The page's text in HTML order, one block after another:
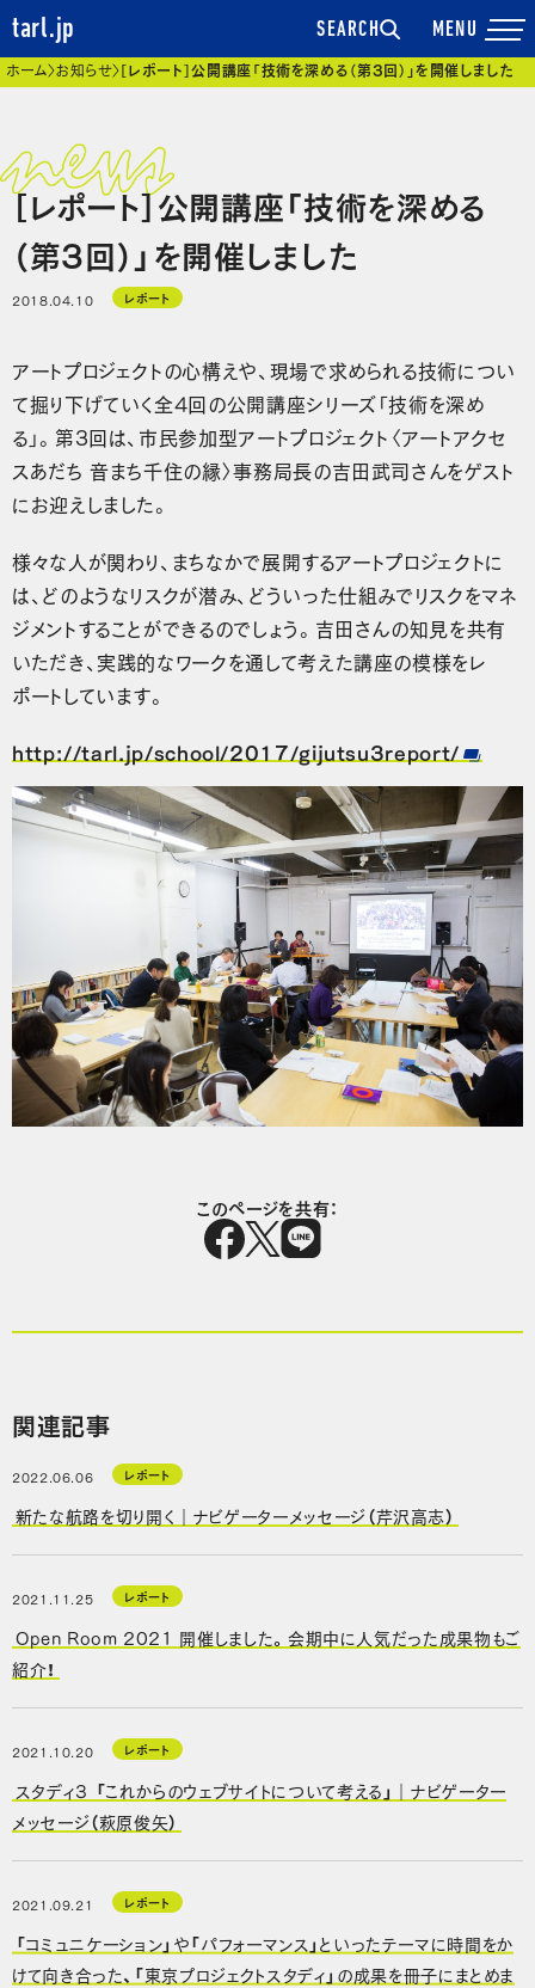
tarl.jp SEARCH
現在位置
ホーム お知らせ ［レポート］公開講座「技術を深める（第3回）」を開催しました
［レポート］公開講座「技術を深める
（第3回）」を開催しました
2018.04.10 レポート
アートプロジェクトの心構えや、現場で求められる技術につい
て掘り下げていく全4回の公開講座シリーズ「技術を深め
る」。第3回は、市民参加型アートプロジェクト〈アートアクセ
スあだち 音まち千住の縁〉事務局長の吉田武司さんをゲスト
にお迎えしました。
様々な人が関わり、まちなかで展開するアートプロジェクトに
は、どのようなリスクが潜み、どういった仕組みでリスクをマネ
ジメントすることができるのでしょう。吉田さんの知見を共有
いただき、実践的なワークを通して考えた講座の模様をレ
ポートしています。
http://tarl.jp/school/2017/gijutsu3report/
このページを共有：
関連記事
2022.06.06 レポート
新たな航路を切り開く｜ナビゲーターメッセージ（芹沢高志）
2021.11.25 レポート
Open Room 2021 開催しました。会期中に人気だった成果物もご
紹介！
2021.10.20 レポート
スタディ３ 「これからのウェブサイトについて考える」｜ナビゲーター
メッセージ（萩原俊矢）
2021.09.21 レポート
「コミュニケーション」や「パフォーマンス」といったテーマに時間をか
けて向き合った、「東京プロジェクトスタディ」の成果を冊子にまとめま